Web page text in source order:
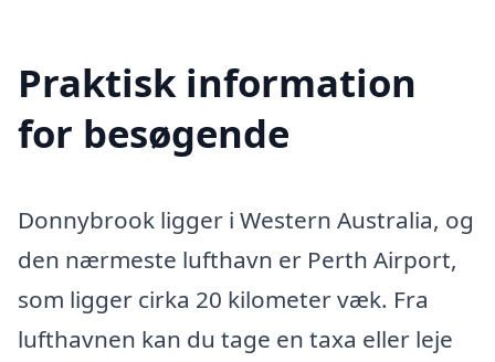
Praktisk information
for besøgende
Donnybrook ligger i Western Australia, og
den nærmeste lufthavn er Perth Airport,
som ligger cirka 20 kilometer væk. Fra
lufthavnen kan du tage en taxa eller leje